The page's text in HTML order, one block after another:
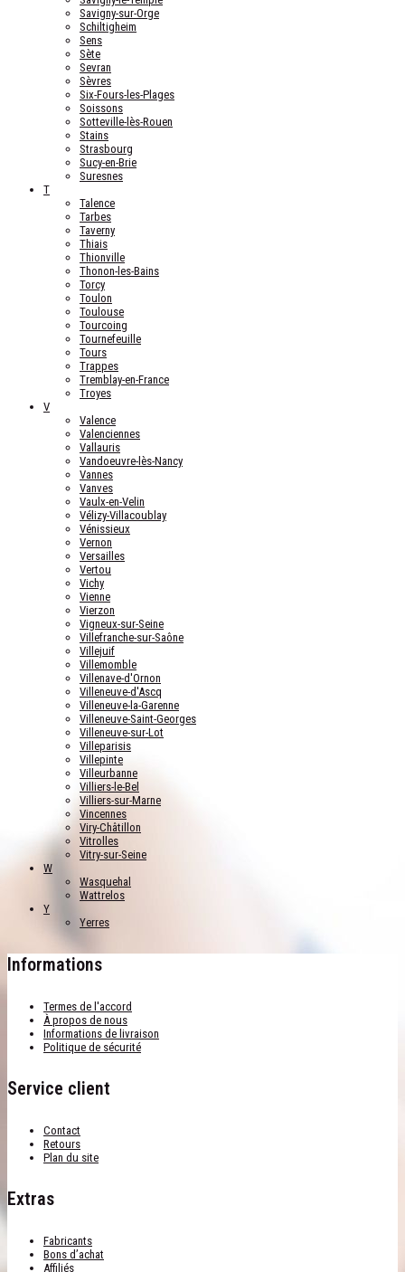
Savigny-sur-Orge
Schiltigheim
Sens
Sète
Sevran
Sèvres
Six-Fours-les-Plages
Soissons
Sotteville-lès-Rouen
Stains
Strasbourg
Sucy-en-Brie
Suresnes
T
Talence
Tarbes
Taverny
Thiais
Thionville
Thonon-les-Bains
Torcy
Toulon
Toulouse
Tourcoing
Tournefeuille
Tours
Trappes
Tremblay-en-France
Troyes
V
Valence
Valenciennes
Vallauris
Vandoeuvre-lès-Nancy
Vannes
Vanves
Vaulx-en-Velin
Vélizy-Villacoublay
Vénissieux
Vernon
Versailles
Vertou
Vichy
Vienne
Vierzon
Vigneux-sur-Seine
Villefranche-sur-Saône
Villejuif
Villemomble
Villenave-d'Ornon
Villeneuve-d'Ascq
Villeneuve-la-Garenne
Villeneuve-Saint-Georges
Villeneuve-sur-Lot
Villeparisis
Villepinte
Villeurbanne
Villiers-le-Bel
Villiers-sur-Marne
Vincennes
Viry-Châtillon
Vitrolles
Vitry-sur-Seine
W
Wasquehal
Wattrelos
Y
Yerres
Informations
Termes de l'accord
À propos de nous
Informations de livraison
Politique de sécurité
Service client
Contact
Retours
Plan du site
Extras
Fabricants
Bons d’achat
Affiliés